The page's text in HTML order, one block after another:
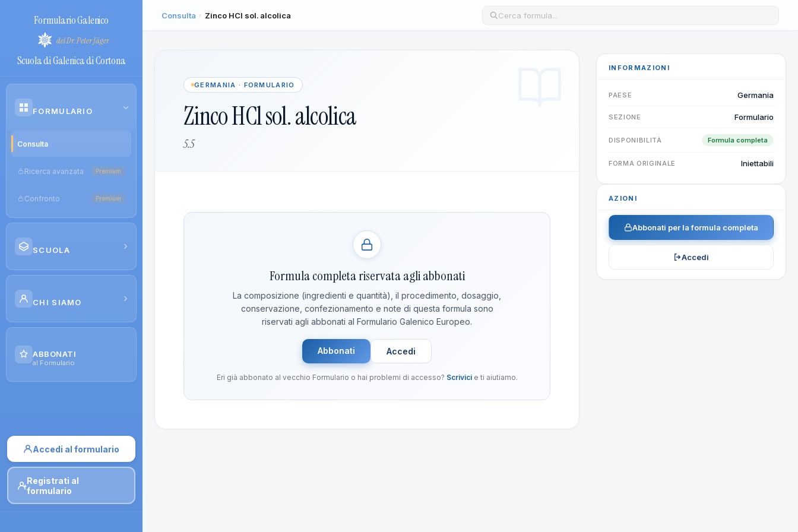
Formulario Galenico
del Dr. Peter Jäger
Scuola di Galenica di Cortona
FORMULARIO ›
Consulta
Ricerca avanzata Premium
Confronto Premium
SCUOLA ›
Corsi
Moduli di iscrizione
CHI SIAMO ›
Contatti
ABBONATI
al Formulario
Accedi al formulario
Registrati al
formulario
Consulta › Zinco HCl sol. alcolica Cerca una formula nel database
GERMANIA · FORMULARIO
Zinco HCl sol. alcolica
5.5
Formula completa riservata agli abbonati
La composizione (ingredienti e quantità), il procedimento, dosaggio,
conservazione, confezionamento e note di questa formula sono
riservati agli abbonati al Formulario Galenico Europeo.
Abbonati Accedi
Eri già abbonato al vecchio Formulario o hai problemi di accesso? Scrivicie ti aiutiamo.
INFORMAZIONI
PAESE Germania
SEZIONE Formulario
DISPONIBILITÀ Formula completa
FORMA ORIGINALE Iniettabili
AZIONI
Abbonati per la formula completa
Accedi